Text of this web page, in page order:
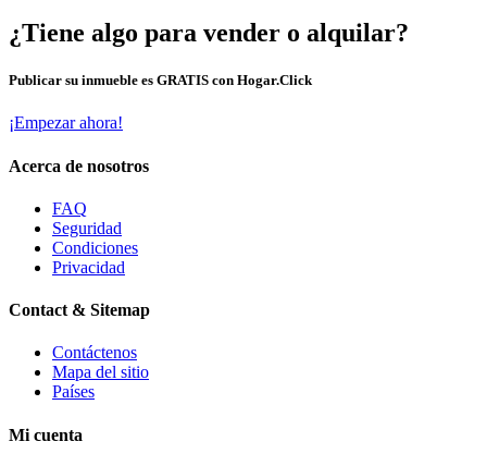
¿Tiene algo para vender o alquilar?
Publicar su inmueble es GRATIS con Hogar.Click
¡Empezar ahora!
Acerca de nosotros
FAQ
Seguridad
Condiciones
Privacidad
Contact & Sitemap
Contáctenos
Mapa del sitio
Países
Mi cuenta